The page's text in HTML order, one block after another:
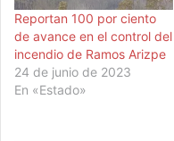
Reportan 100 por ciento
de avance en el control del
incendio de Ramos Arizpe
24 de junio de 2023
En «Estado»